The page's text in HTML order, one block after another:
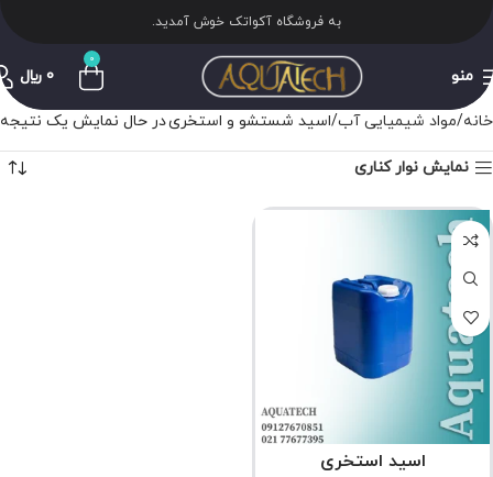
به فروشگاه آکواتک خوش آمدید.
منو
0
0 ﷼
خانه مواد شیمیایی آب اسید شستشو و استخریدر حال نمایش یک نتیجه
نمایش نوار کناری
اسید استخری